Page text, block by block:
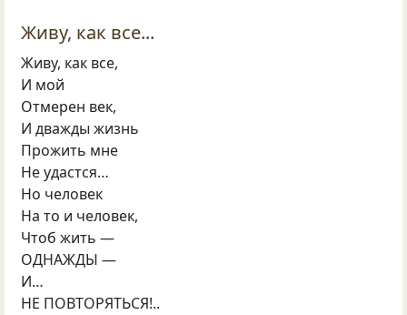
Живу, как все...
Живу, как все,
И мой
Отмерен век,
И дважды жизнь
Прожить мне
Не удастся…
Но человек
На то и человек,
Чтоб жить —
ОДНАЖДЫ —
И…
НЕ ПОВТОРЯТЬСЯ!..